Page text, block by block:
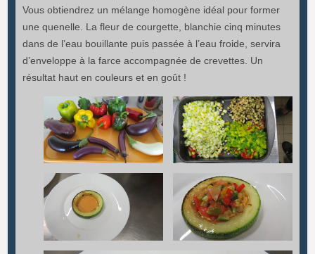
Vous obtiendrez un mélange homogène idéal pour former
une quenelle. La fleur de courgette, blanchie cinq minutes
dans de l’eau bouillante puis passée à l’eau froide, servira
d’enveloppe à la farce accompagnée de crevettes. Un
résultat haut en couleurs et en goût !